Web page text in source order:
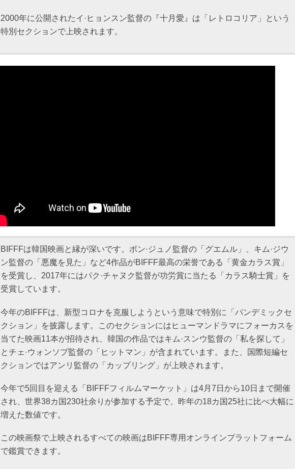
2000年に公開されたイ·ヒョンスン監督の『十月愛』は「レトロコリア」という
特別セクションで上映されます。
BIFFFは韓国映画と縁が深いです。ポン·ジュノ監督の「グエムル」、キム·ジウ
ン監督の「悪魔を見た」など4作品がBIFFF最高の栄誉である「黄金カラス賞」
を受賞し、2017年にはパク·チャヌク監督が功労賞に当たる「カラス騎士賞」を
受賞しています。
今年のBIFFFは、新型コロナを克服しようという意味で特別に「パンデミックセ
クション」を披露します。このセクションにはヒューマンドラマにフォーカスを
当てた映画11本が招待され、韓国の作品ではキム·スンウ監督の「私を探して」
とチェ·ウォンソプ監督の「ヒットマン」が含まれています。また、国際短編セ
クションではアンリ監督の「カップリング」が上映されます。
今年で5回目を迎える「BIFFFフィルムマーケット」は4月7日から10日まで開催
され、世界38カ国230社余りが参加する予定で、昨年の18カ国25社に比べ大幅に
増えた数値です。
この映画祭で上映されるすべての映画はBIFFF専用オンラインプラットフォーム
で鑑賞できます。